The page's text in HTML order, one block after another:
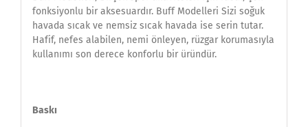
fonksiyonlu bir aksesuardır. Buff Modelleri Sizi soğuk
havada sıcak ve nemsiz sıcak havada ise serin tutar.
Hafif, nefes alabilen, nemi önleyen, rüzgar korumasıyla
kullanımı son derece konforlu bir üründür.
Baskı